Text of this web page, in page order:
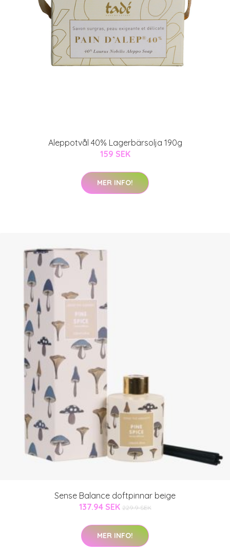
Aleppotvål 40% Lagerbärsolja 190g
159 SEK
MER INFO!
Sense Balance doftpinnar beige
137.94 SEK 229.9 SEK
MER INFO!